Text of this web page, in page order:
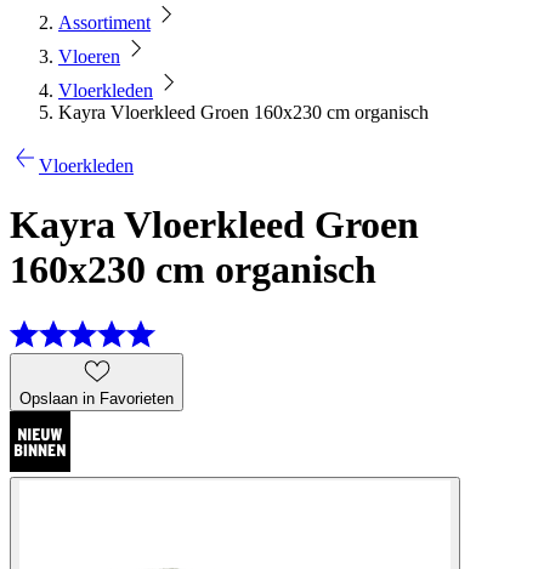
Assortiment
Vloeren
Vloerkleden
Kayra Vloerkleed Groen 160x230 cm organisch
Vloerkleden
Kayra Vloerkleed Groen
160x230 cm organisch
Opslaan in Favorieten